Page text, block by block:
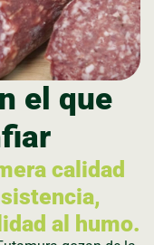
el que
calidad
al humo.